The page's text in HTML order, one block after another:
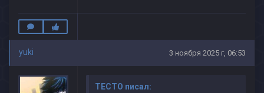
yuki 3 ноября 2025 г, 06:53
TECTO писал: